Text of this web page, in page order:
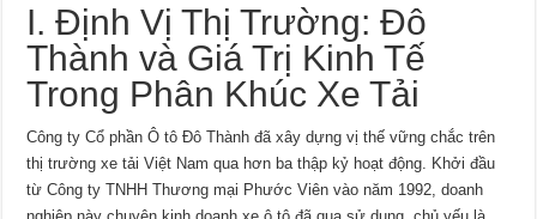
I. Định Vị Thị Trường: Đô
Thành và Giá Trị Kinh Tế
Trong Phân Khúc Xe Tải
Công ty Cổ phần Ô tô Đô Thành đã xây dựng vị thế vững chắc trên
thị trường xe tải Việt Nam qua hơn ba thập kỷ hoạt động. Khởi đầu
từ Công ty TNHH Thương mại Phước Viên vào năm 1992, doanh